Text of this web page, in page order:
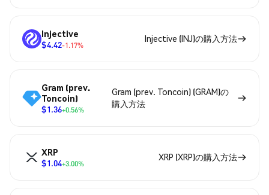
Injective
$4.42-1.17%
Injective (INJ)の購入方法
Gram (prev.
Toncoin)
$1.36+0.56%
Gram (prev. Toncoin) (GRAM)の
購入方法
XRP
$1.04+3.00%
XRP (XRP)の購入方法